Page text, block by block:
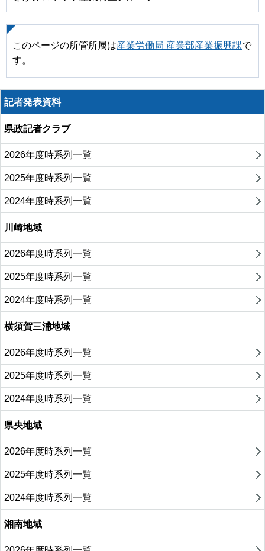
このページの所管所属は産業労働局 産業部産業振興課で
す。
記者発表資料
県政記者クラブ
2026年度時系列一覧
2025年度時系列一覧
2024年度時系列一覧
川崎地域
2026年度時系列一覧
2025年度時系列一覧
2024年度時系列一覧
横須賀三浦地域
2026年度時系列一覧
2025年度時系列一覧
2024年度時系列一覧
県央地域
2026年度時系列一覧
2025年度時系列一覧
2024年度時系列一覧
湘南地域